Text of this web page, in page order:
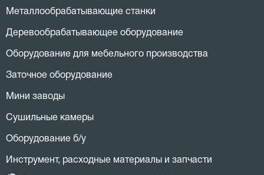
Металлообрабатывающие станки
Деревообрабатывающее оборудование
Оборудование для мебельного производства
Заточное оборудование
Мини заводы
Сушильные камеры
Оборудование б/у
Инструмент, расходные материалы и запчасти